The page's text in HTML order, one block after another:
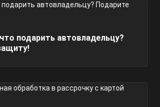
подарить автовладельцу?